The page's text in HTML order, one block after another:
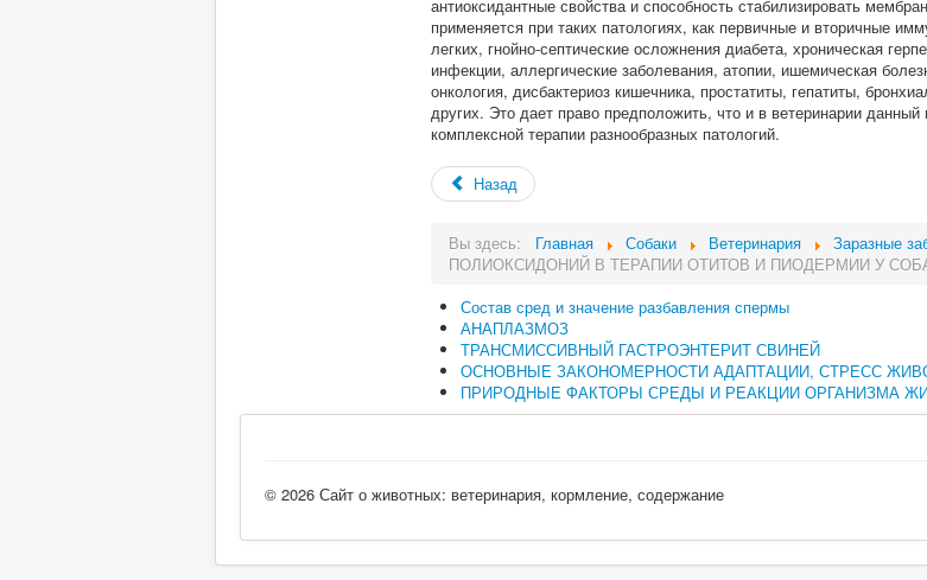
антиоксидантные свойства и способность стабилизировать
применяется при таких патологиях, как первичные и вторичные
легких, гнойно-септические осложнения диабета, хроническая
инфекции, аллергические заболевания, атопии, ишемическая
онкология, дисбактериоз кишечника, простатиты, гепатиты,
других. Это дает право предположить, что и в ветеринарии
комплексной терапии разнообразных патологий.
Назад
Вы здесь: Главная Собаки Ветеринария
Заразные
ПОЛИОКСИДОНИЙ В ТЕРАПИИ ОТИТОВ И ПИОДЕРМИИ У
Состав сред и значение разбавления спермы
АНАПЛАЗМОЗ
ТРАНСМИССИВНЫЙ ГАСТРОЭНТЕРИТ СВИНЕЙ
ОСНОВНЫЕ ЗАКОНОМЕРНОСТИ АДАПТАЦИИ, СТРЕСС
ПРИРОДНЫЕ ФАКТОРЫ СРЕДЫ И РЕАКЦИИ ОРГАНИЗМА
© 2026 Сайт о животных: ветеринария, кормление, содержание